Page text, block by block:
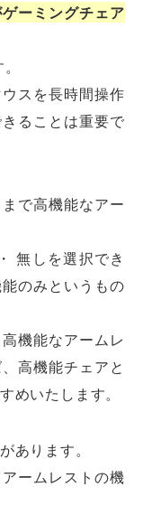
ーミングチェア
スを長時間操作
ることは重要で
で高機能なアー
無しを選択でき
のみというもの
機能なアームレ
高機能チェアと
めいたします。
あります。
ームレストの機